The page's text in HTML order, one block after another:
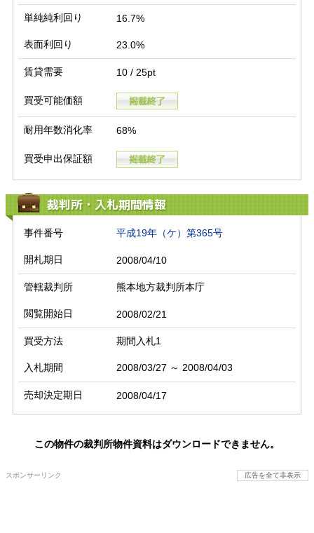
単純純利回り 16.7%
表面利回り 23.0%
賃貸需要 10 / 25pt
買受可能価額
耐用年数消化率 68%
買受申出保証額
裁判所・入札期間情報
事件番号 平成19年（ケ）第365号
開札期日 2008/04/10
管轄裁判所 熊本地方裁判所本庁
閲覧開始日 2008/02/21
買受方法 期間入札1
入札期間 2008/03/27 ～ 2008/04/03
売却決定期日 2008/04/17
この物件の裁判所物件資料はダウンロードできません。
スポンサーリンク 広告を全て非表示